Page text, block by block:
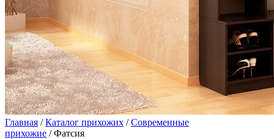
Главная /Каталог прихожих /Современные
прихожие / Фатсия